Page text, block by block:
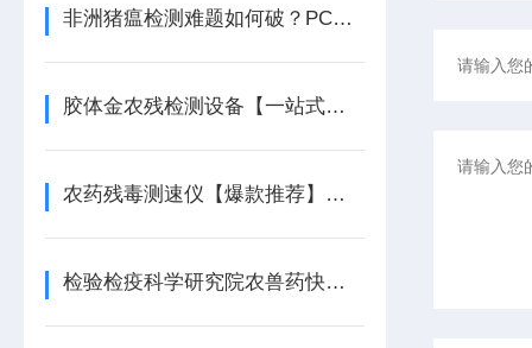
非洲猪瘟检测难题如何破？PCR检测仪给出答案
胶体金农残检测设备【一站式检测】胶体金农残检测设备
农药残毒测速仪【爆款推荐】农药残毒测速仪
检验检疫科学研究院农兽药快速检测设备配置清单